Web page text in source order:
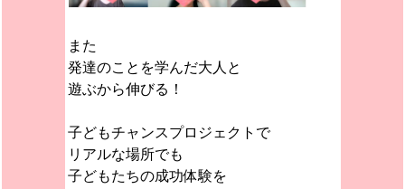
また
発達のことを学んだ大人と
遊ぶから伸びる！
子どもチャンスプロジェクトで
リアルな場所でも
子どもたちの成功体験を